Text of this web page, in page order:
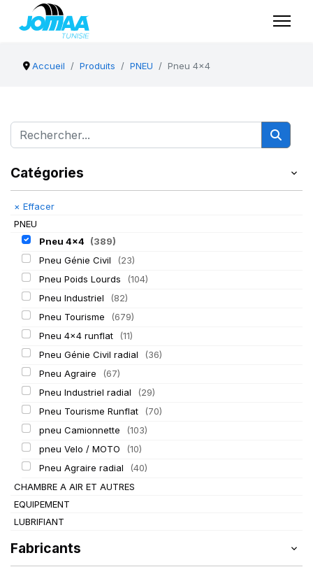
Accueil Produits PNEU Pneu 4x4
Catégories
× Effacer
PNEU
Pneu 4x4 (389)
Pneu Génie Civil
(23)
Pneu Poids Lourds
(104)
Pneu Industriel
(82)
Pneu Tourisme
(679)
Pneu 4x4 runflat
(11)
Pneu Génie Civil radial
(36)
Pneu Agraire
(67)
Pneu Industriel radial
(29)
Pneu Tourisme Runflat
(70)
pneu Camionnette
(103)
pneu Velo / MOTO
(10)
Pneu Agraire radial
(40)
CHAMBRE A AIR ET AUTRES
EQUIPEMENT
LUBRIFIANT
Fabricants